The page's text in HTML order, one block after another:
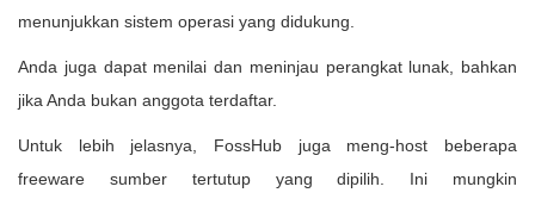
menunjukkan sistem operasi yang didukung.
Anda juga dapat menilai dan meninjau perangkat lunak, bahkan
jika Anda bukan anggota terdaftar.
Untuk lebih jelasnya, FossHub juga meng-host beberapa
freeware sumber tertutup yang dipilih. Ini mungkin